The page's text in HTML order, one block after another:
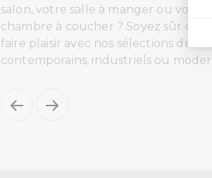
salon, votre salle à manger ou votre
chambre à coucher ? Soyez sûr de
faire plaisir avec nos sélections de
contemporains, industriels ou